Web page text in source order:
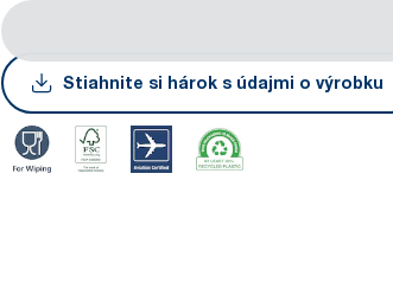
Stiahnite si hárok s údajmi o výrobku